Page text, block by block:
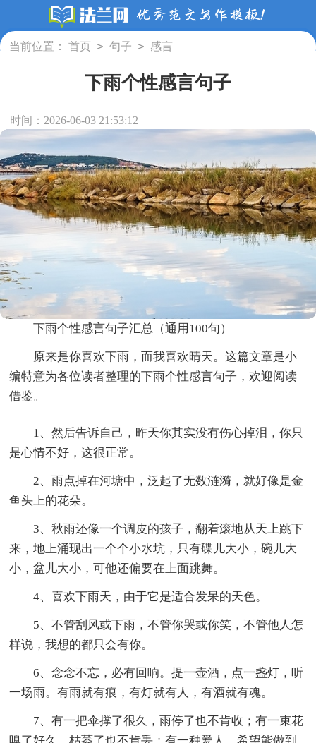
当前位置： 首页 > 句子 > 感言
下雨个性感言句子
时间：2026-06-03 21:53:12
下雨个性感言句子汇总（通用100句）
原来是你喜欢下雨，而我喜欢晴天。这篇文章是小
编特意为各位读者整理的下雨个性感言句子，欢迎阅读
借鉴。
1、然后告诉自己，昨天你其实没有伤心掉泪，你只
是心情不好，这很正常。
2、雨点掉在河塘中，泛起了无数涟漪，就好像是金
鱼头上的花朵。
3、秋雨还像一个调皮的孩子，翻着滚地从天上跳下
来，地上涌现出一个个小水坑，只有碟儿大小，碗儿大
小，盆儿大小，可他还偏要在上面跳舞。
4、喜欢下雨天，由于它是适合发呆的天色。
5、不管刮风或下雨，不管你哭或你笑，不管他人怎
样说，我想的都只会有你。
6、念念不忘，必有回响。提一壶酒，点一盏灯，听
一场雨。有雨就有痕，有灯就有人，有酒就有魂。
7、有一把伞撑了很久，雨停了也不肯收；有一束花